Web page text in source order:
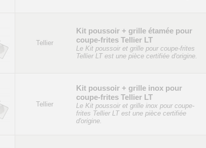
Tellier
Kit poussoir + grille étamée pour
coupe-frites Tellier LT
Le Kit poussoir et grille pour coupe-frites
Tellier LT est une pièce certifiée d'origine.
Tellier
Kit poussoir + grille inox pour
coupe-frites Tellier LT
Le Kit poussoir et grille inox pour coupe-
frites Tellier LT est une pièce certifiée
d'origine.